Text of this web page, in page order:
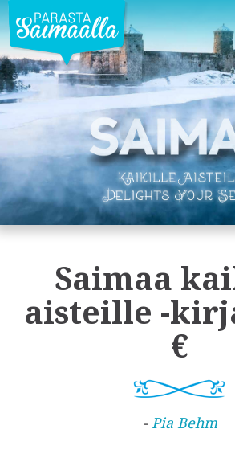
Saimaa
aisteille -
€
-Pia Behm